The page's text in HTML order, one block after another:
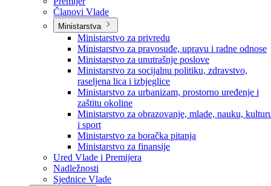
Vlada
Vlada BPK Goražde
Premijer
Članovi Vlade
Ministarstva
Ministarstvo za privredu
Ministarstvo za pravosuđe, upravu i radne odnose
Ministarstvo za unutrašnje poslove
Ministarstvo za socijalnu politiku, zdravstvo,
raseljena lica i izbjeglice
Ministarstvo za urbanizam, prostorno uređenje i
zaštitu okoline
Ministarstvo za obrazovanje, mlade, nauku,
i sport
Ministarstvo za boračka pitanja
Ministarstvo za finansije